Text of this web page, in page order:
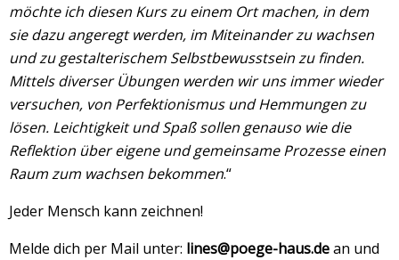
möchte ich diesen Kurs zu einem Ort machen, in dem
sie dazu angeregt werden, im Miteinander zu wachsen
und zu gestalterischem Selbstbewusstsein zu finden.
Mittels diverser Übungen werden wir uns immer wieder
versuchen, von Perfektionismus und Hemmungen zu
lösen. Leichtigkeit und Spaß sollen genauso wie die
Reflektion über eigene und gemeinsame Prozesse einen
Raum zum wachsen bekommen.“
Jeder Mensch kann zeichnen!
Melde dich per Mail unter: lines@poege-haus.dean und